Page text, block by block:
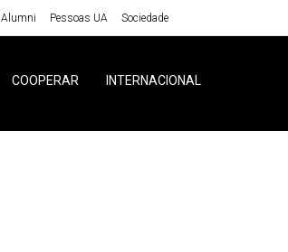
Alumni Pessoas UA Sociedade
COOPERAR INTERNACIONAL